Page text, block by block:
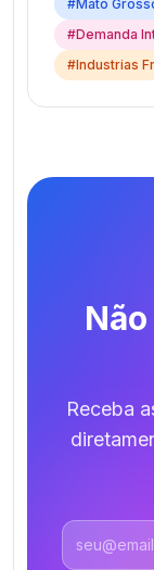
#Mato
#Demanda
#Industrias
Receba
Endereço